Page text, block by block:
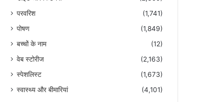
परवरिश
(1,741)
पोषण
(1,849)
बच्चों के नाम
(12)
वेब स्टोरीज
(2,163)
स्पेशलिस्ट
(1,673)
स्वास्थ्य और बीमारियां
(4,101)